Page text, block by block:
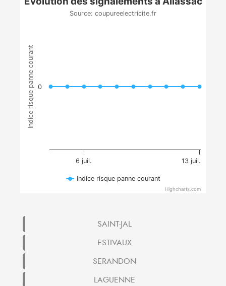
Indice risque panne courant
Source: coupureelectricite.fr
6 juil. 13 juil.
0
Indice risque panne courant
Highcharts.com
SAINT-JAL
ESTIVAUX
SERANDON
LAGUENNE